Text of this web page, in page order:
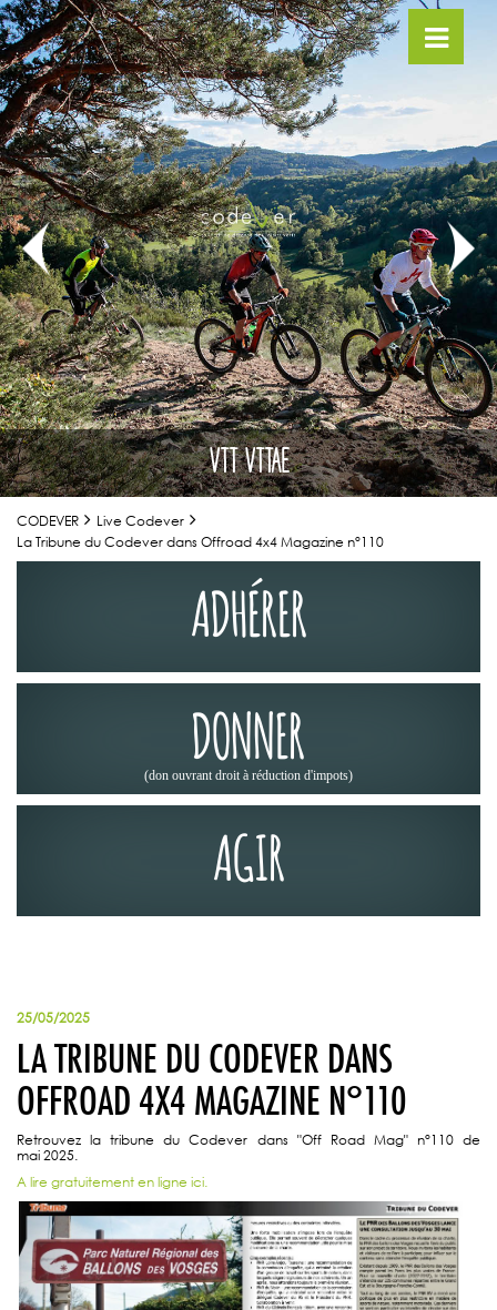
VTT VTTAE
CODEVER
Live Codever
La Tribune du Codever dans Offroad 4x4 Magazine n°110
ADHÉRER
DONNER
(don ouvrant droit à réduction d'impots)
AGIR
25/05/2025
LA TRIBUNE DU CODEVER DANS
OFFROAD 4X4 MAGAZINE N°110
Retrouvez la tribune du Codever dans "Off Road Mag" n°110 de
mai 2025.
A lire gratuitement en ligne ici.